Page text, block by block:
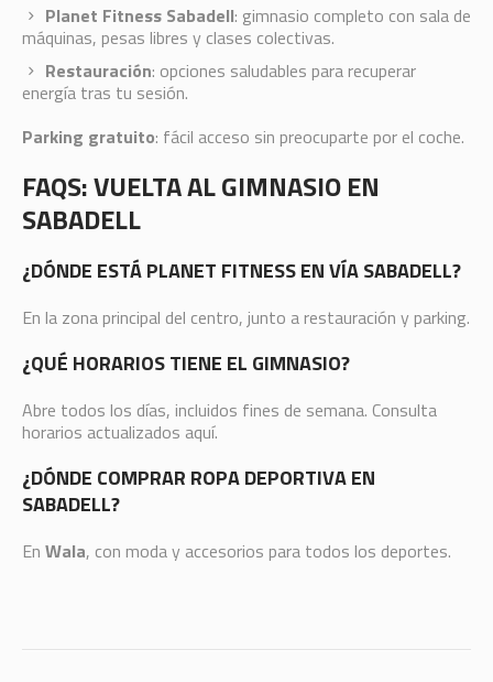
Planet Fitness Sabadell: gimnasio completo con sala de
máquinas, pesas libres y clases colectivas.
Restauración: opciones saludables para recuperar
energía tras tu sesión.
Parking gratuito: fácil acceso sin preocuparte por el coche.
FAQS: VUELTA AL GIMNASIO EN
SABADELL
¿DÓNDE ESTÁ PLANET FITNESS EN VÍA SABADELL?
En la zona principal del centro, junto a restauración y parking.
¿QUÉ HORARIOS TIENE EL GIMNASIO?
Abre todos los días, incluidos fines de semana. Consulta
horarios actualizados aquí.
¿DÓNDE COMPRAR ROPA DEPORTIVA EN
SABADELL?
En Wala, con moda y accesorios para todos los deportes.